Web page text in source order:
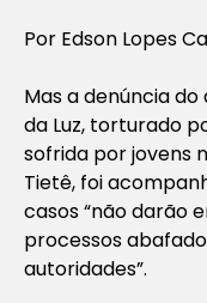
Por Edson Lopes
Mas a denúncia do
da Luz, torturado
sofrida por jovens
Tietê, foi
casos “não darão
processos
autoridades”.